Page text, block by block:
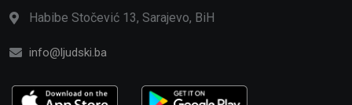
Habibe Stočević 13, Sarajevo, BiH
info@ljudski.ba